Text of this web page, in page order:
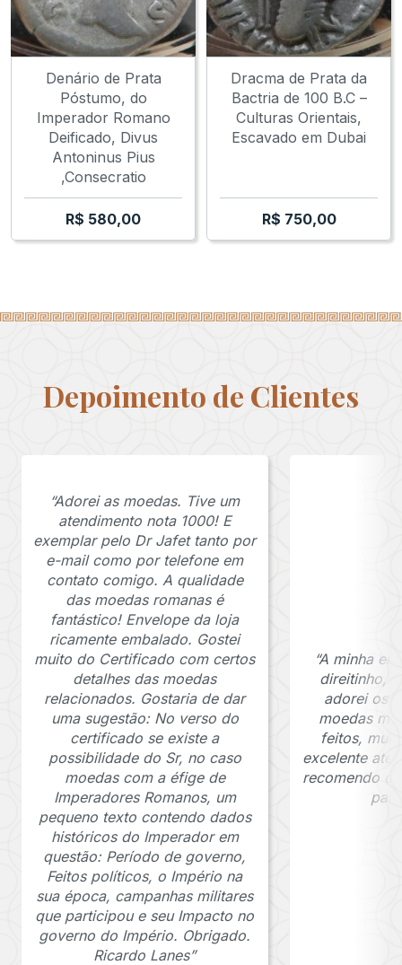
Denário de Prata
Póstumo, do
Imperador Romano
Deificado, Divus
Antoninus Pius
,Consecratio
R$ 580,00
Dracma de Prata da
Bactria de 100 B.C –
Culturas Orientais,
Escavado em Dubai
R$ 750,00
Depoimento de Clientes
“Adorei as moedas. Tive um
atendimento nota 1000! E
exemplar pelo Dr Jafet tanto por
e-mail como por telefone em
contato comigo. A qualidade
das moedas romanas é
fantástico! Envelope da loja
ricamente embalado. Gostei
muito do Certificado com certos
detalhes das moedas
relacionados. Gostaria de dar
uma sugestão: No verso do
certificado se existe a
possibilidade do Sr, no caso
moedas com a éfige de
Imperadores Romanos, um
pequeno texto contendo dados
históricos do Imperador em
questão: Período de governo,
Feitos políticos, o Império na
sua época, campanhas militares
que participou e seu Impacto no
governo do Império. Obrigado.
Ricardo Lanes”
“A minha
direitinho,
adorei os
moedas
feitos,
excelente
recomendo o